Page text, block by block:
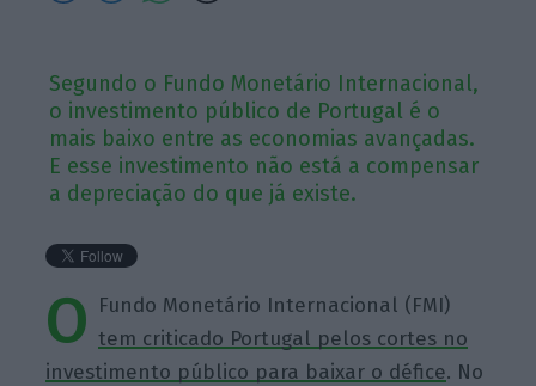
Segundo o Fundo Monetário Internacional,
o investimento público de Portugal é o
mais baixo entre as economias avançadas.
E esse investimento não está a compensar
a depreciação do que já existe.
O Fundo Monetário Internacional (FMI)
tem criticado Portugal pelos cortes no
investimento público para baixar o défice. No